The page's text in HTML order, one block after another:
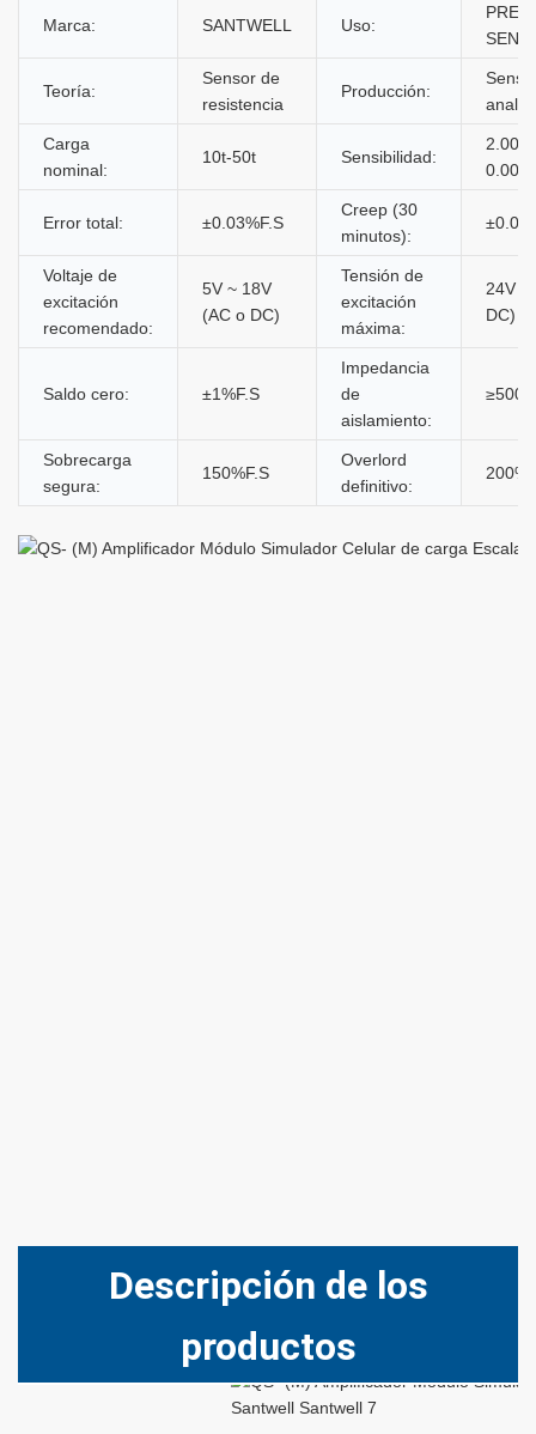
Marca: SANTWELL Uso:
Teoría:
Sensor de
resistencia
Producción:
Carga
nominal:
10t-50t Sensibilidad:
0.002
Error total: ±0.03%F.S
Creep (30
minutos):
Voltaje de
excitación
recomendado:
5V ~ 18V
(AC o DC)
Tensión de
excitación
máxima:
24V
DC)
Saldo cero: ±1%F.S
Impedancia
de
aislamiento:
Sobrecarga
segura:
150%F.S
Overlord
definitivo:
Descripción de los
productos